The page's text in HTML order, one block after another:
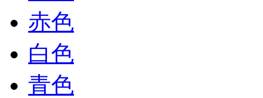
赤色
白色
青色